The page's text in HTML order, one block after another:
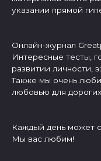
указании прямой
Онлайн-журнал
Интересные тесты,
развитии личности,
Также мы очень
любовью для
Каждый день может
Мы вас любим!